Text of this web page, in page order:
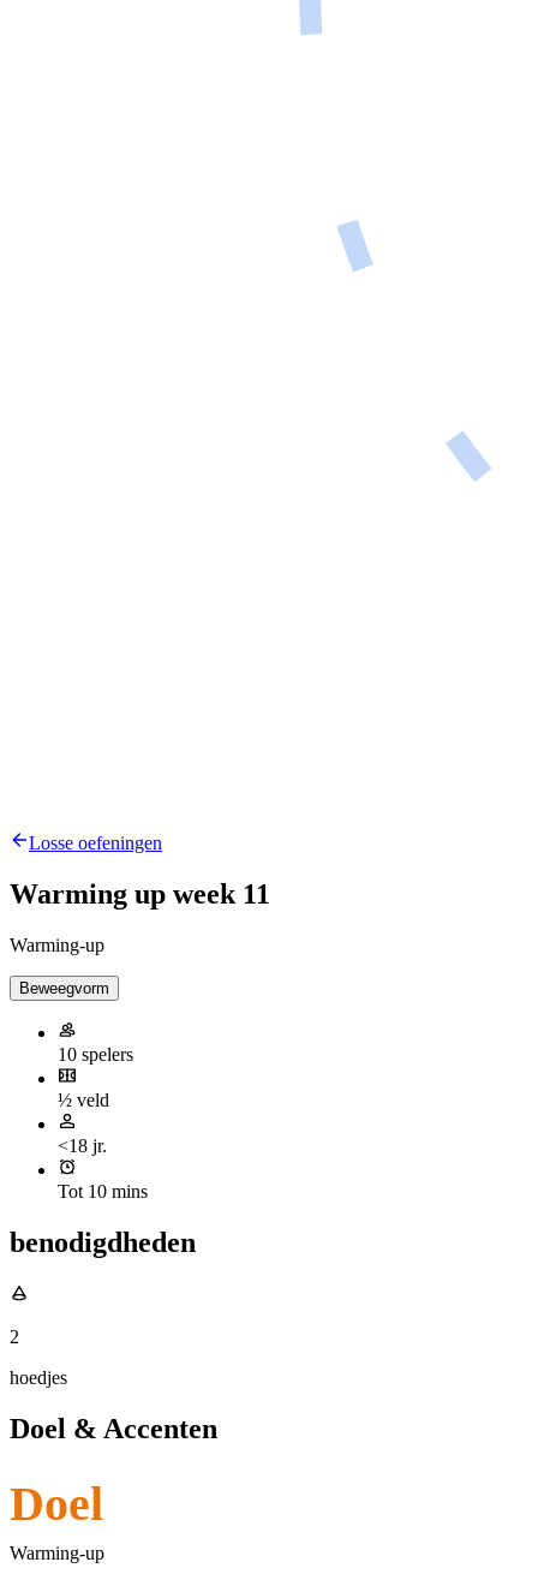
Losse oefeningen
Warming up week 11
Warming-up
Beweegvorm
10 spelers
½ veld
<18 jr.
Tot 10 mins
benodigdheden
2
hoedjes
Doel & Accenten
Doel
Warming-up